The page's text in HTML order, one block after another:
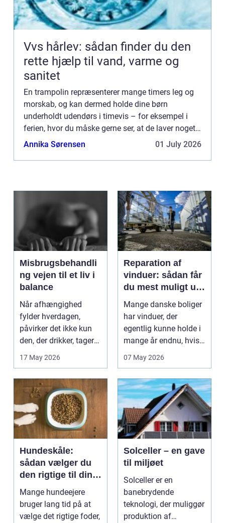
Vvs hårlev: sådan finder du den
rette hjælp til vand, varme og
sanitet
En trampolin repræsenterer mange timers leg og
morskab, og kan dermed holde dine børn
underholdt udendørs i timevis – for eksempel i
ferien, hvor du måske gerne ser, at de laver noget
andet end at sidde foran tv’et eller i sofaen med
Annika Sørensen 01 July 2026
Misbrugsbehandli
ng vejen til et liv i
balance
Når afhængighed
fylder hverdagen,
påvirker det ikke kun
den, der drikker, tager
stoffer eller bruger...
17 May 2026
Reparation af
vinduer: sådan får
du mest muligt ud
af dine gamle
rammer
Mange danske boliger
har vinduer, der
egentlig kunne holde i
mange år endnu, hvis
de fik den r...
07 May 2026
Hundeskåle:
sådan vælger du
den rigtige til din
hund
Mange hundeejere
bruger lang tid på at
vælge det rigtige foder,
Solceller – en gave
til miljøet
Solceller er en
banebrydende
teknologi, der muliggør
produktion af